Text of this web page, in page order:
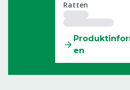
Ratten
en